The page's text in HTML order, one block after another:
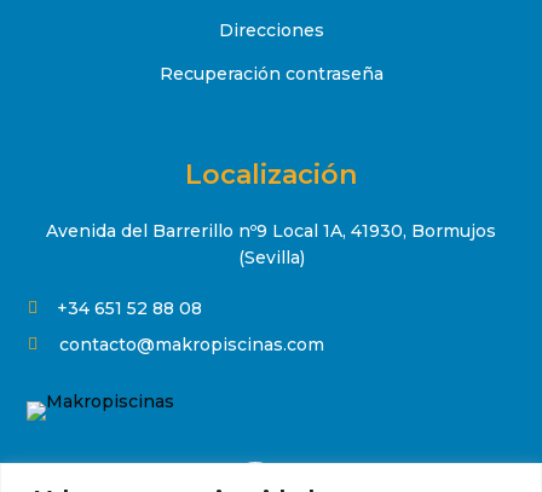
Direcciones
Recuperación contraseña
Localización
Avenida del Barrerillo nº9 Local 1A, 41930, Bormujos
(Sevilla)
 +34 651 52 88 08
 contacto@makropiscinas.com